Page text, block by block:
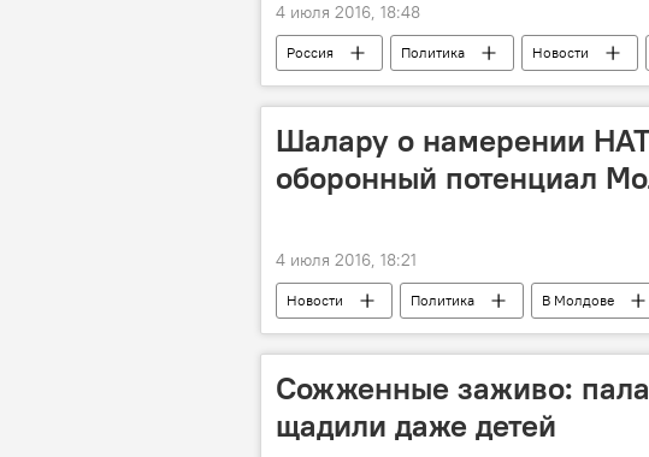
4 июля 2016, 18:48
Россия Политика Новости
Слуцкий
ЕАЭС итоги работы
Шалару о намерении
оборонный потенциал
4 июля 2016, 18:21
Новости Политика В Молдове
Йенс Столтенберг
НАТО
Сожженные заживо:
щадили даже детей